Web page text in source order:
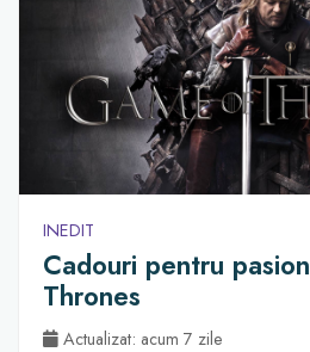
INEDIT
Cadouri pentru
Thrones
Actualizat: acum 7 zile